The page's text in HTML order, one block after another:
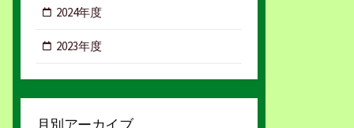
2024年度
2023年度
月別アーカイブ